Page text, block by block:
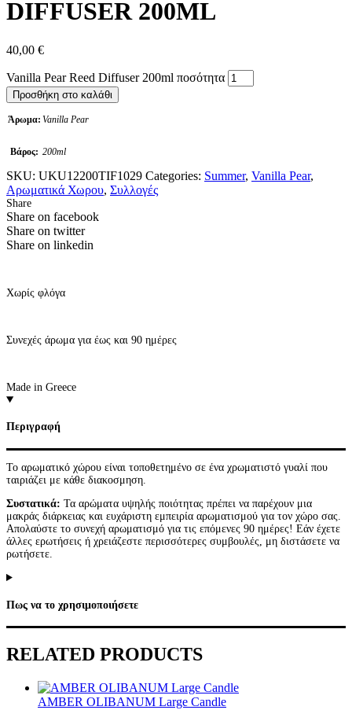
DIFFUSER 200ML
40,00 €
Vanilla Pear Reed Diffuser 200ml ποσότητα
Προσθήκη στο καλάθι
Άρωμα: Vanilla Pear
Βάρος: 200ml
SKU: UKU12200TIF1029 Categories: Summer, Vanilla Pear,
Αρωματικά Χωρου, Συλλογές
Share
Share on facebook
Share on twitter
Share on linkedin
Χωρίς φλόγα
Συνεχές άρωμα για έως και 90 ημέρες
Made in Greece
Περιγραφή
Το αρωματικό χώρου είναι τοποθετημένο σε ένα χρωματιστό γυαλί που
ταιριάζει με κάθε διακοσμηση.
Συστατικά: Τα αρώματα υψηλής ποιότητας πρέπει να παρέχουν μια
μακράς διάρκειας και ευχάριστη εμπειρία αρωματισμού για τον χώρο σας.
Απολαύστε το συνεχή αρωματισμό για τις επόμενες 90 ημέρες! Εάν έχετε
άλλες ερωτήσεις ή χρειάζεστε περισσότερες συμβουλές, μη διστάσετε να
ρωτήσετε.
Πως να το χρησιμοποιήσετε
RELATED PRODUCTS
AMBER OLIBANUM Large Candle